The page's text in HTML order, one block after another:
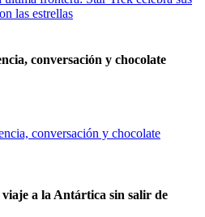
conversación y chocolate
a la Antártica sin salir de